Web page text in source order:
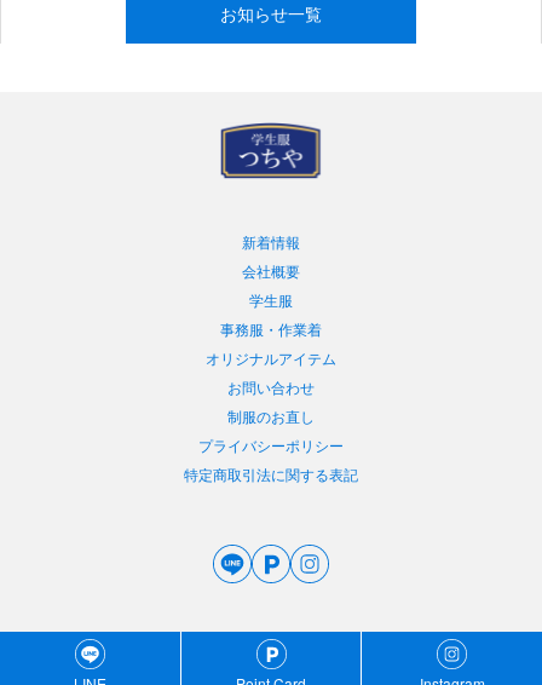
お知らせ一覧
新着情報
会社概要
学生服
事務服・作業着
オリジナルアイテム
お問い合わせ
制服のお直し
プライバシーポリシー
特定商取引法に関する表記
©︎ 2023 学生服つちや